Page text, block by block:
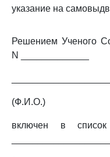
указание на
Решением Ученого
N _____________
(Ф.И.О.)
включен в